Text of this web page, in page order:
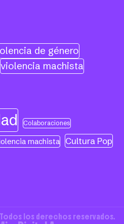
de género
violencia machista
Colaboraciones
machista Cultura Pop
los derechos reservados.